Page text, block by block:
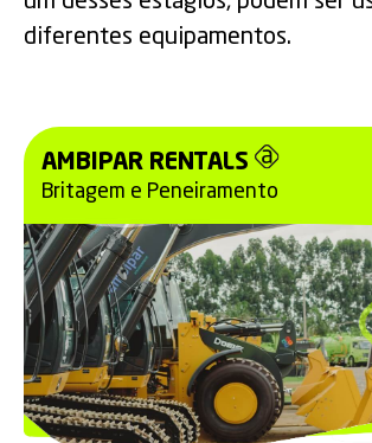
diferentes equipamentos.
AMBIPAR RENTALS
Britagem e Peneiramento